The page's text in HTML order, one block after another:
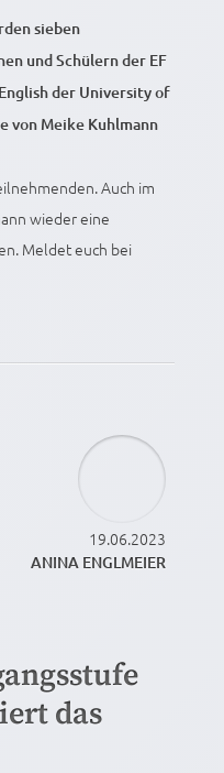
sieben
und Schülern der EF
der University of
von Meike Kuhlmann
Auch im
wieder eine
Meldet euch bei
19.06.2023
ANINA ENGLMEIER
das